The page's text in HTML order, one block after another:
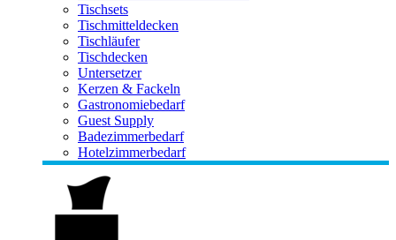
Tischsets
Tischmitteldecken
Tischläufer
Tischdecken
Untersetzer
Kerzen & Fackeln
Gastronomiebedarf
Guest Supply
Badezimmerbedarf
Hotelzimmerbedarf